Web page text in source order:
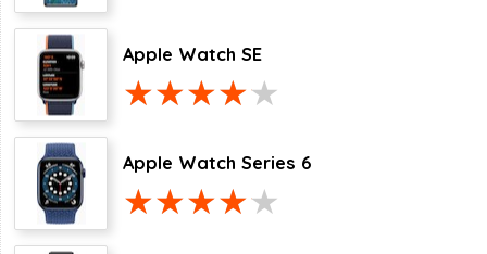
Apple Watch SE
Apple Watch Series 6